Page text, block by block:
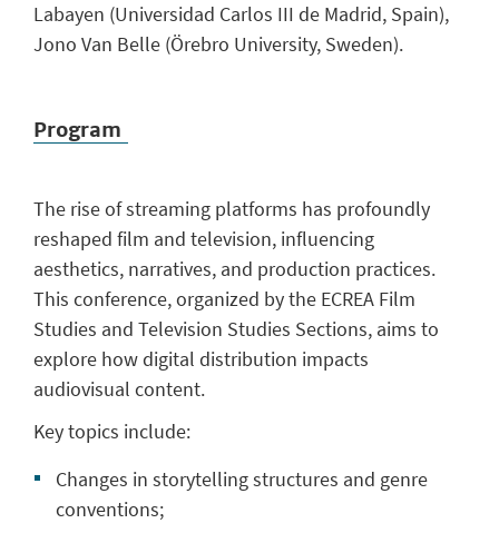
Labayen (Universidad Carlos III de Madrid, Spain),
Jono Van Belle (Örebro University, Sweden).
Program
The rise of streaming platforms has profoundly
reshaped film and television, influencing
aesthetics, narratives, and production practices.
This conference, organized by the ECREA Film
Studies and Television Studies Sections, aims to
explore how digital distribution impacts
audiovisual content.
Key topics include:
Changes in storytelling structures and genre
conventions;